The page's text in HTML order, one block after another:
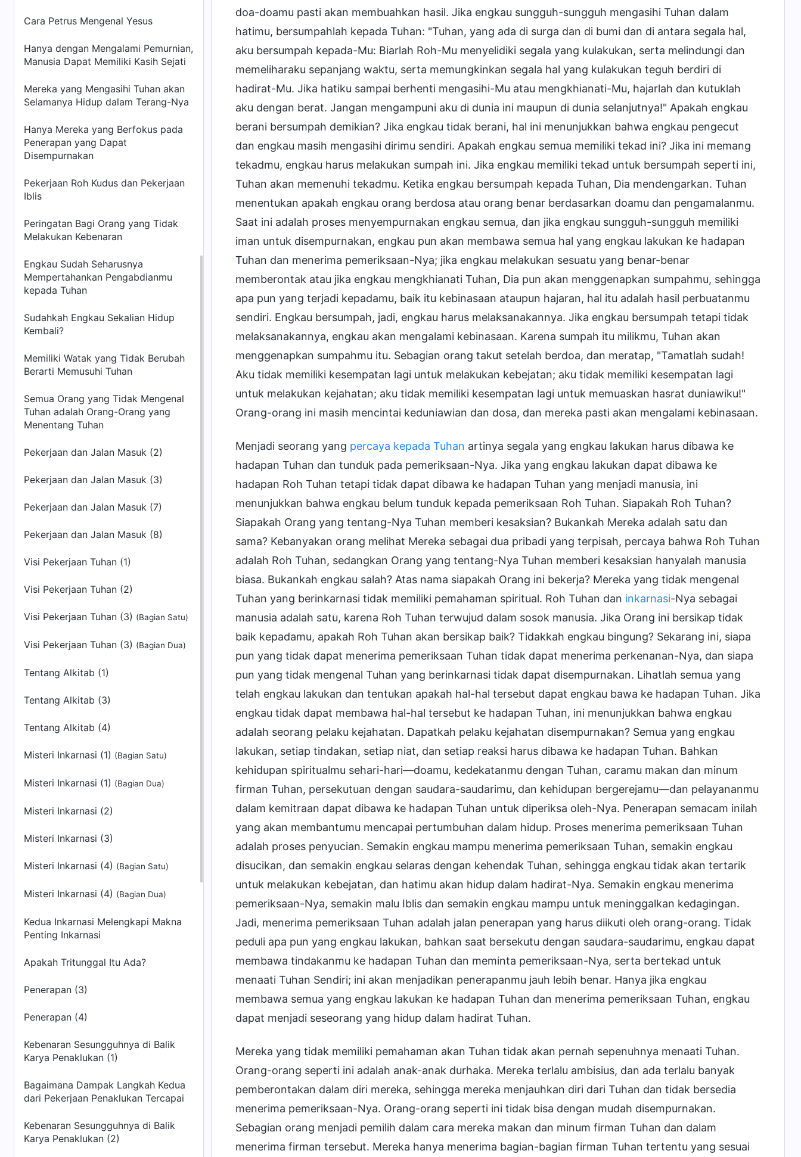
Cara Petrus Mengenal Yesus
Hanya dengan Mengalami Pemurnian,
Manusia Dapat Memiliki Kasih Sejati
Mereka yang Mengasihi Tuhan akan
Selamanya Hidup dalam Terang-Nya
Hanya Mereka yang Berfokus pada
Penerapan yang Dapat
Disempurnakan
Pekerjaan Roh Kudus dan Pekerjaan
Iblis
Peringatan Bagi Orang yang Tidak
Melakukan Kebenaran
Engkau Sudah Seharusnya
Mempertahankan Pengabdianmu
kepada Tuhan
Sudahkah Engkau Sekalian Hidup
Kembali?
Memiliki Watak yang Tidak Berubah
Berarti Memusuhi Tuhan
Semua Orang yang Tidak Mengenal
Tuhan adalah Orang-Orang yang
Menentang Tuhan
Pekerjaan dan Jalan Masuk (2)
Pekerjaan dan Jalan Masuk (3)
Pekerjaan dan Jalan Masuk (7)
Pekerjaan dan Jalan Masuk (8)
Visi Pekerjaan Tuhan (1)
Visi Pekerjaan Tuhan (2)
Visi Pekerjaan Tuhan (3) (Bagian Satu)
Visi Pekerjaan Tuhan (3) (Bagian Dua)
Tentang Alkitab (1)
Tentang Alkitab (3)
Tentang Alkitab (4)
Misteri Inkarnasi (1) (Bagian Satu)
Misteri Inkarnasi (1) (Bagian Dua)
Misteri Inkarnasi (2)
Misteri Inkarnasi (3)
Misteri Inkarnasi (4) (Bagian Satu)
Misteri Inkarnasi (4) (Bagian Dua)
Kedua Inkarnasi Melengkapi Makna
Penting Inkarnasi
Apakah Tritunggal Itu Ada?
Penerapan (3)
Penerapan (4)
Kebenaran Sesungguhnya di Balik
Karya Penaklukan (1)
Bagaimana Dampak Langkah Kedua
dari Pekerjaan Penaklukan Tercapai
Kebenaran Sesungguhnya di Balik
Karya Penaklukan (2)
doa-doamu pasti akan membuahkan hasil. Jika engkau sungguh-sungguh mengasihi Tuhan dalam
hatimu, bersumpahlah kepada Tuhan: "Tuhan, yang ada di surga dan di bumi dan di antara segala hal,
aku bersumpah kepada-Mu: Biarlah Roh-Mu menyelidiki segala yang kulakukan, serta melindungi dan
memeliharaku sepanjang waktu, serta memungkinkan segala hal yang kulakukan teguh berdiri di
hadirat-Mu. Jika hatiku sampai berhenti mengasihi-Mu atau mengkhianati-Mu, hajarlah dan kutuklah
aku dengan berat. Jangan mengampuni aku di dunia ini maupun di dunia selanjutnya!" Apakah engkau
berani bersumpah demikian? Jika engkau tidak berani, hal ini menunjukkan bahwa engkau pengecut
dan engkau masih mengasihi dirimu sendiri. Apakah engkau semua memiliki tekad ini? Jika ini memang
tekadmu, engkau harus melakukan sumpah ini. Jika engkau memiliki tekad untuk bersumpah seperti ini,
Tuhan akan memenuhi tekadmu. Ketika engkau bersumpah kepada Tuhan, Dia mendengarkan. Tuhan
menentukan apakah engkau orang berdosa atau orang benar berdasarkan doamu dan pengamalanmu.
Saat ini adalah proses menyempurnakan engkau semua, dan jika engkau sungguh-sungguh memiliki
iman untuk disempurnakan, engkau pun akan membawa semua hal yang engkau lakukan ke hadapan
Tuhan dan menerima pemeriksaan-Nya; jika engkau melakukan sesuatu yang benar-benar
memberontak atau jika engkau mengkhianati Tuhan, Dia pun akan menggenapkan sumpahmu, sehingga
apa pun yang terjadi kepadamu, baik itu kebinasaan ataupun hajaran, hal itu adalah hasil perbuatanmu
sendiri. Engkau bersumpah, jadi, engkau harus melaksanakannya. Jika engkau bersumpah tetapi tidak
melaksanakannya, engkau akan mengalami kebinasaan. Karena sumpah itu milikmu, Tuhan akan
menggenapkan sumpahmu itu. Sebagian orang takut setelah berdoa, dan meratap, "Tamatlah sudah!
Aku tidak memiliki kesempatan lagi untuk melakukan kebejatan; aku tidak memiliki kesempatan lagi
untuk melakukan kejahatan; aku tidak memiliki kesempatan lagi untuk memuaskan hasrat duniawiku!"
Orang-orang ini masih mencintai keduniawian dan dosa, dan mereka pasti akan mengalami kebinasaan.
Menjadi seorang yang percaya kepada Tuhan artinya segala yang engkau lakukan harus dibawa ke
hadapan Tuhan dan tunduk pada pemeriksaan-Nya. Jika yang engkau lakukan dapat dibawa ke
hadapan Roh Tuhan tetapi tidak dapat dibawa ke hadapan Tuhan yang menjadi manusia, ini
menunjukkan bahwa engkau belum tunduk kepada pemeriksaan Roh Tuhan. Siapakah Roh Tuhan?
Siapakah Orang yang tentang-Nya Tuhan memberi kesaksian? Bukankah Mereka adalah satu dan
sama? Kebanyakan orang melihat Mereka sebagai dua pribadi yang terpisah, percaya bahwa Roh Tuhan
adalah Roh Tuhan, sedangkan Orang yang tentang-Nya Tuhan memberi kesaksian hanyalah manusia
biasa. Bukankah engkau salah? Atas nama siapakah Orang ini bekerja? Mereka yang tidak mengenal
Tuhan yang berinkarnasi tidak memiliki pemahaman spiritual. Roh Tuhan dan inkarnasi-Nya sebagai
manusia adalah satu, karena Roh Tuhan terwujud dalam sosok manusia. Jika Orang ini bersikap tidak
baik kepadamu, apakah Roh Tuhan akan bersikap baik? Tidakkah engkau bingung? Sekarang ini, siapa
pun yang tidak dapat menerima pemeriksaan Tuhan tidak dapat menerima perkenanan-Nya, dan siapa
pun yang tidak mengenal Tuhan yang berinkarnasi tidak dapat disempurnakan. Lihatlah semua yang
telah engkau lakukan dan tentukan apakah hal-hal tersebut dapat engkau bawa ke hadapan Tuhan. Jika
engkau tidak dapat membawa hal-hal tersebut ke hadapan Tuhan, ini menunjukkan bahwa engkau
adalah seorang pelaku kejahatan. Dapatkah pelaku kejahatan disempurnakan? Semua yang engkau
lakukan, setiap tindakan, setiap niat, dan setiap reaksi harus dibawa ke hadapan Tuhan. Bahkan
kehidupan spiritualmu sehari-hari—doamu, kedekatanmu dengan Tuhan, caramu makan dan minum
firman Tuhan, persekutuan dengan saudara-saudarimu, dan kehidupan bergerejamu—dan pelayananmu
dalam kemitraan dapat dibawa ke hadapan Tuhan untuk diperiksa oleh-Nya. Penerapan semacam inilah
yang akan membantumu mencapai pertumbuhan dalam hidup. Proses menerima pemeriksaan Tuhan
adalah proses penyucian. Semakin engkau mampu menerima pemeriksaan Tuhan, semakin engkau
disucikan, dan semakin engkau selaras dengan kehendak Tuhan, sehingga engkau tidak akan tertarik
untuk melakukan kebejatan, dan hatimu akan hidup dalam hadirat-Nya. Semakin engkau menerima
pemeriksaan-Nya, semakin malu Iblis dan semakin engkau mampu untuk meninggalkan kedagingan.
Jadi, menerima pemeriksaan Tuhan adalah jalan penerapan yang harus diikuti oleh orang-orang. Tidak
peduli apa pun yang engkau lakukan, bahkan saat bersekutu dengan saudara-saudarimu, engkau dapat
membawa tindakanmu ke hadapan Tuhan dan meminta pemeriksaan-Nya, serta bertekad untuk
menaati Tuhan Sendiri; ini akan menjadikan penerapanmu jauh lebih benar. Hanya jika engkau
membawa semua yang engkau lakukan ke hadapan Tuhan dan menerima pemeriksaan Tuhan, engkau
dapat menjadi seseorang yang hidup dalam hadirat Tuhan.
Mereka yang tidak memiliki pemahaman akan Tuhan tidak akan pernah sepenuhnya menaati Tuhan.
Orang-orang seperti ini adalah anak-anak durhaka. Mereka terlalu ambisius, dan ada terlalu banyak
pemberontakan dalam diri mereka, sehingga mereka menjauhkan diri dari Tuhan dan tidak bersedia
menerima pemeriksaan-Nya. Orang-orang seperti ini tidak bisa dengan mudah disempurnakan.
Sebagian orang menjadi pemilih dalam cara mereka makan dan minum firman Tuhan dan dalam
menerima firman tersebut. Mereka hanya menerima bagian-bagian firman Tuhan tertentu yang sesuai